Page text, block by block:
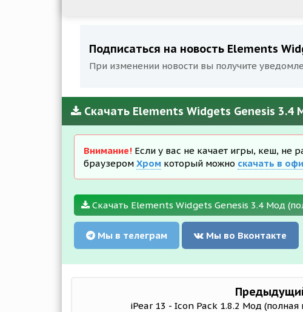
Подписаться на новость Elements
При изменении новости вы получите
Скачать Elements Widgets Genesis 3.4
Внимание! Если у вас не качает игры, кеш, не
браузером Хром который можно скачать в
Скачать Elements Widgets Genesis 3.4 Мод
Мы в телеграм Мы во Вконтакте
iPear 13 - Icon Pack 1.8.2 Мод (полная